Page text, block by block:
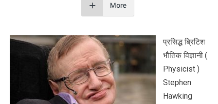
More
प्रसिद्ध ब्रिटिश
भौतिक विज्ञानी (
Physicist )
Stephen
Hawking